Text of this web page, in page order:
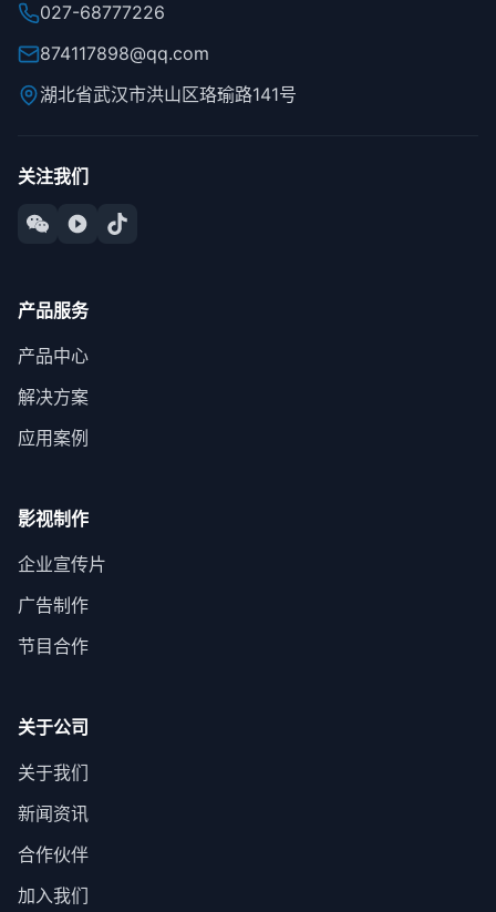
027-68777226
874117898@qq.com
湖北省武汉市洪山区珞瑜路141号
关注我们
产品服务
产品中心
解决方案
应用案例
影视制作
企业宣传片
广告制作
节目合作
关于公司
关于我们
新闻资讯
合作伙伴
加入我们